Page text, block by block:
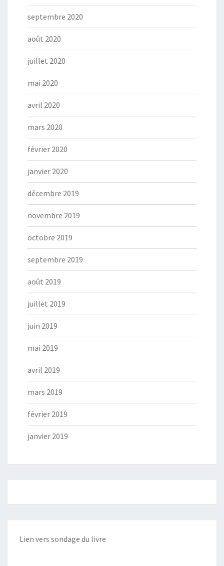
septembre 2020
août 2020
juillet 2020
mai 2020
avril 2020
mars 2020
février 2020
janvier 2020
décembre 2019
novembre 2019
octobre 2019
septembre 2019
août 2019
juillet 2019
juin 2019
mai 2019
avril 2019
mars 2019
février 2019
janvier 2019
Lien vers sondage du livre